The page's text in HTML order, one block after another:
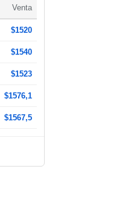
Venta
$1520
$1540
$1523
$1576,1
$1567,5